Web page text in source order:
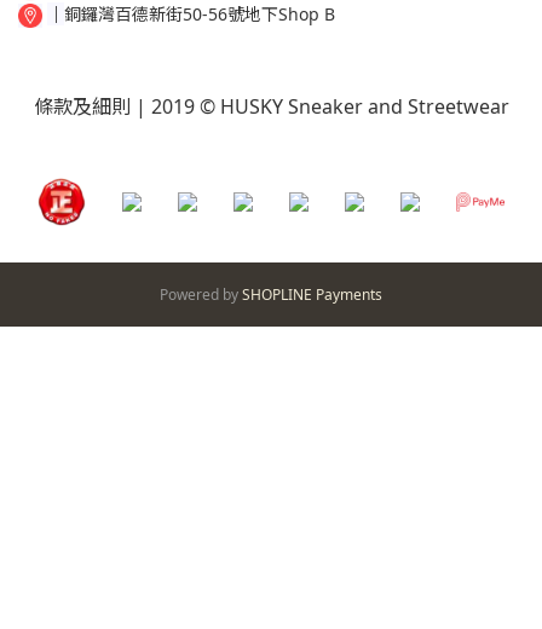
│ 銅鑼灣百德新街50-56號地下Shop B
條款及細則 | 2019 © HUSKY Sneaker and Streetwear
Powered bySHOPLINE Payments